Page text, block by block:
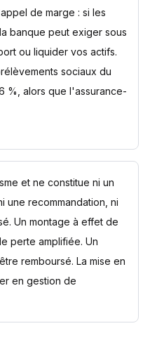
de marge : si les
banque peut exiger sous
ou liquider vos actifs.
sociaux du
%, alors que l'assurance-
et ne constitue ni un
une recommandation, ni
Un montage à effet de
perte amplifiée. Un
remboursé. La mise en
en gestion de